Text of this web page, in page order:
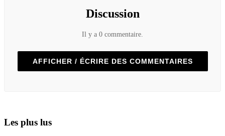
Discussion
Il y a 0 commentaire.
AFFICHER / ÉCRIRE DES COMMENTAIRES
Les plus lus